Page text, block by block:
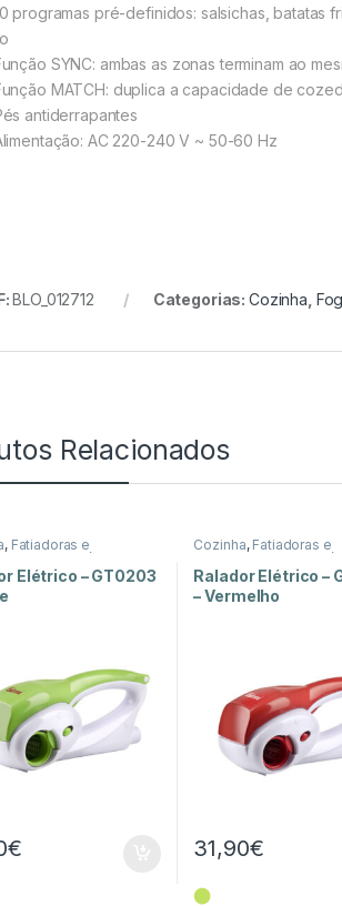
programas pré-definidos: salsichas, batatas
SYNC: ambas as zonas terminam ao
MATCH: duplica a capacidade de
antiderrapantes
AC 220-240 V ~ 50-60 Hz
BLO_012712 Categorias: Cozinha
Relacionados
, Fatiadoras e
Peq. Domésticos
Elétrico – GT0203
€
Cozinha, Fatiadoras e
Peq.
Ralador Elétrico –
– Vermelho
31,90€
⬤